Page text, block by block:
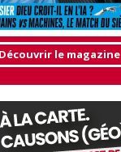
Découvrir le magazine